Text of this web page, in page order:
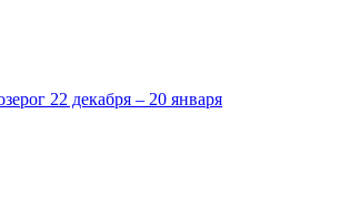
22 декабря – 20 января